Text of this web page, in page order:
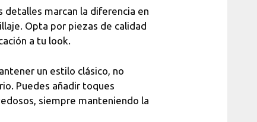
marcan la diferencia en
Opta por piezas de calidad
a tu look.
un estilo clásico, no
Puedes añadir toques
siempre manteniendo la